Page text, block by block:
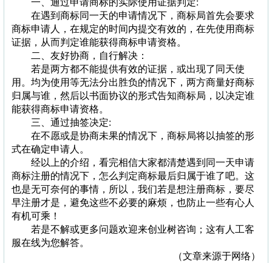
在遇到商标同一天的申请情况下，商标局首先会要求
商标申请人，在规定的时间内提交有效的，在先使用商标
证据，从而判定谁能获得商标申请资格。
二、友好协商，自行解决：
若是两方都不能提供有效的证据，或出现了同天使
用。均为使用等无法分出胜负的情况下，两方商量好商标
归属与谁，然后以书面协议的形式告知商标局，以决定谁
能获得商标申请资格。
三、通过抽签决定:
在不愿或是协商未果的情况下，商标局将以抽签的形
式在确定申请人。
经以上的介绍，看完相信大家都清楚遇到同一天申请
商标注册的情况下，怎么判定商标最后归属于谁了吧。这
也是无可奈何的事情，所以，我们若是想注册商标，要尽
早注册才是，避免这些不必要的麻烦，也防止一些有心人
有机可乘！
若是不解或更多问题欢迎来创业树咨询；这有人工客
服在线为您解答。
（文章来源于网络）